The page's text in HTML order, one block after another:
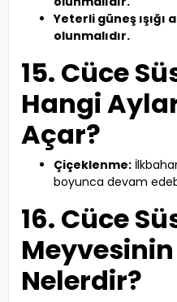
Yeterli güneş ışığı
olunmalıdır.
15. Cüce
Hangi
Açar?
Çiçeklenme:
boyunca devam
16. Cüce
Nelerdir?